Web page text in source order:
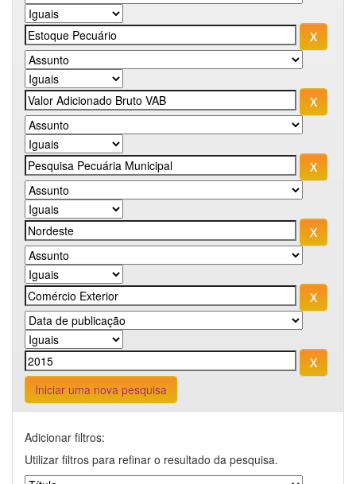
Iniciar uma nova pesquisa
Adicionar filtros:
Utilizar filtros para refinar o resultado da pesquisa.